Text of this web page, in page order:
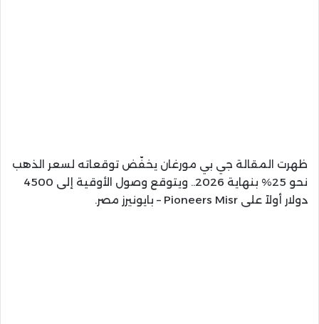
ظهرت المقالة جي بي مورغان يخفّض توقعاته لسعر الذهب
نحو 25% بنهاية 2026.. ويتوقع وصول الأوقية إلى 4500
دولار أولاً على Pioneers Misr – بايونيرز مصر.